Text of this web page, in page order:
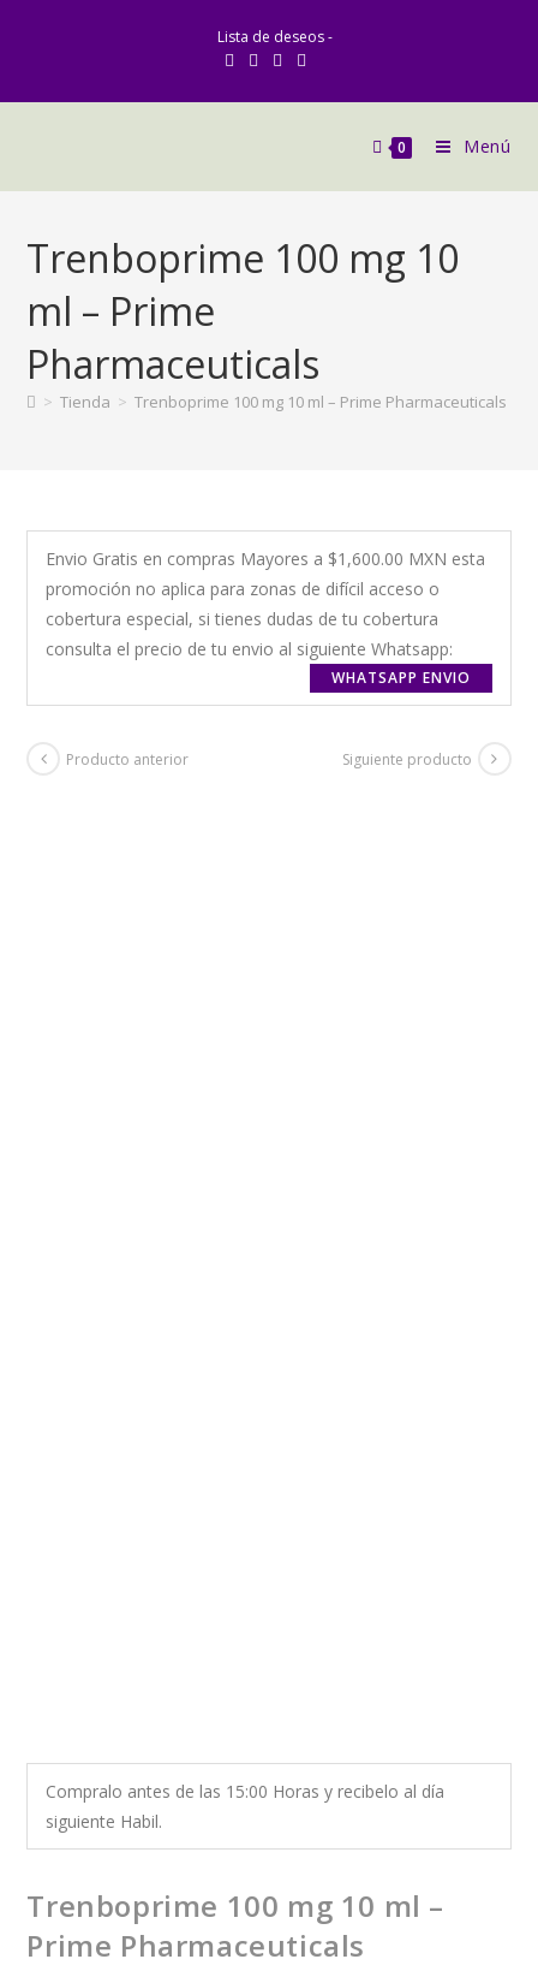
Lista de deseos -
0 Menú
Trenboprime 100 mg 10
ml – Prime
Pharmaceuticals
> Tienda > Trenboprime 100 mg 10 ml – Prime Pharmaceuticals
Envio Gratis en compras Mayores a $1,600.00 MXN esta
promoción no aplica para zonas de difícil acceso o
cobertura especial, si tienes dudas de tu cobertura
consulta el precio de tu envio al siguiente Whatsapp:
WHATSAPP ENVIO
Producto anterior Siguiente producto
Compralo antes de las 15:00 Horas y recibelo al día
siguiente Habil.
Trenboprime 100 mg 10 ml –
Prime Pharmaceuticals